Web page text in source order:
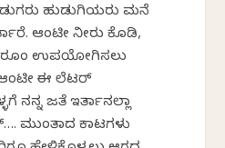
ಹುಡುಗಿಯರು ಮನೆ
ಆಂಟೀ ನೀರು ಕೊಡಿ,
ರೂಂ ಉಪಯೋಗಿಸಲು
ಈ ಲೆಟರ್
ನನ್ನ ಜತೆ ಇರ್ತಾನಲ್ಲಾ
ಮುಂತಾದ ಕಾಟಗಳು